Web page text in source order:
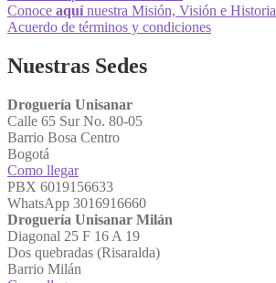
Conoce aquínuestra Misión, Visión e Historia
Acuerdo de términos y condiciones
Nuestras Sedes
Droguería Unisanar
Calle 65 Sur No. 80-05
Barrio Bosa Centro
Bogotá
Como llegar
PBX 6019156633
WhatsApp 3016916660
Droguería Unisanar Milán
Diagonal 25 F 16 A 19
Dos quebradas (Risaralda)
Barrio Milán